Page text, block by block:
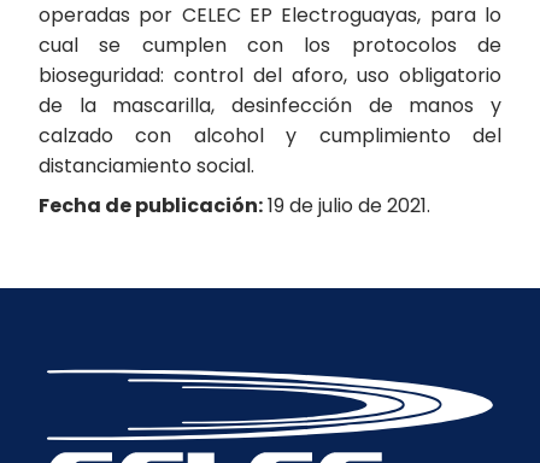
operadas por CELEC EP Electroguayas, para lo
cual se cumplen con los protocolos de
bioseguridad: control del aforo, uso obligatorio
de la mascarilla, desinfección de manos y
calzado con alcohol y cumplimiento del
distanciamiento social.
Fecha de publicación:19 de julio de 2021.